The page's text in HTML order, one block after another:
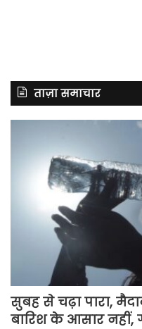
ताज़ा समाचार
सुबह से चढ़ा पारा,
बारिश के आसार नहीं,